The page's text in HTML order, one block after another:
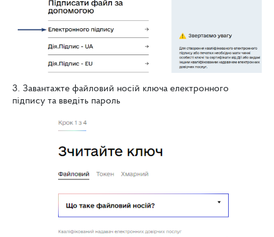
3. Завантажте файловий носій ключа електронного
підпису та введіть пароль